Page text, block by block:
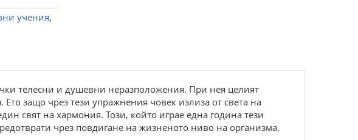
учения,
телесни и душевни неразположения. При нея целият
защо чрез тези упражнения човек излиза от света на
свят на хармония. Този, който играе една година тези
чрез повдигане на жизненото ниво на организма.